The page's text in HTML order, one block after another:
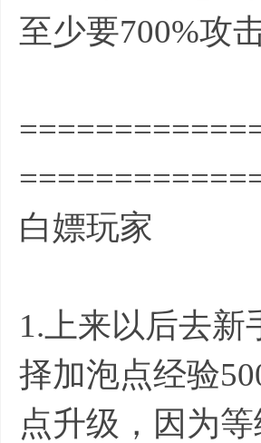
至少要700%攻
白嫖玩家
1.上来以后去
择加泡点经验
点升级，因为